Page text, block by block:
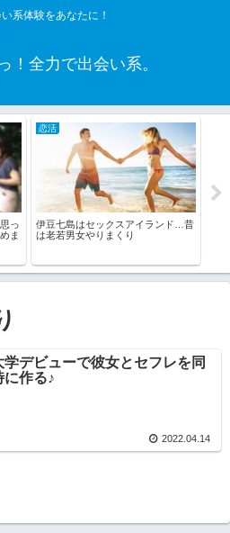
系体験をあなたに！
！全力で出会い系。
っ
ま
恋活
伊豆七島はセックスアイランド…昔
は老若男女やりまくり
学デビューで彼女とセフレを同
に作る♪
2022.04.14